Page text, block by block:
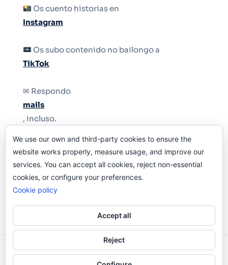
Os cuento historias en
Instagram
Os subo contenido no bailongo a
TikTok
✉ Respondo
mails
, incluso.
Y si una persona no puede tener teléfono, que
le quiten el teléfono.
Odi O'Malley © 2016-2025. Todos Los Derechos
We use our own and third-party cookies to ensure the
website works properly, measure usage, and improve our
services. You can accept all cookies, reject non-essential
cookies, or configure your preferences.
Cookie policy
Accept all
Reject